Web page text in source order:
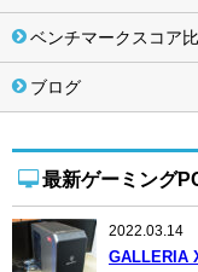
ベンチマークスコア
ブログ
最新ゲーミング
2022.03.14
GALLERIA